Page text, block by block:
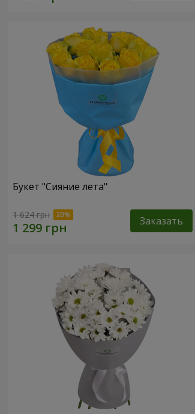
Букет "Сияние лета"
1 624 грн Заказать